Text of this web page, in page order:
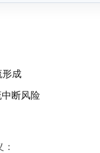
形成
断风险